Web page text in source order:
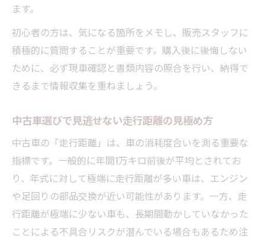
ます。
初心者の方は、気になる箇所をメモし、販売スタッフに
積極的に質問することが重要です。購入後に後悔しない
ために、必ず現車確認と書類内容の照合を行い、納得で
きるまで情報収集を重ねましょう。
中古車選びで見逃せない走行距離の見極め方
中古車の「走行距離」は、車の消耗度合いを測る重要な
指標です。一般的に年間1万キロ前後が平均とされてお
り、年式に対して極端に走行距離が多い車は、エンジン
や足回りの部品交換が近い可能性があります。一方、走
行距離が極端に少ない車も、長期間動かしていなかった
ことによる不具合リスクが潜んでいる場合もあるため注